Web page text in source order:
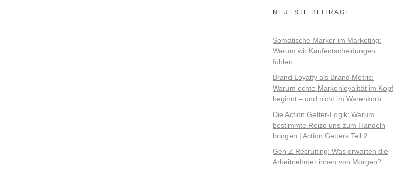
NEUESTE BEITRÄGE
Somatische Marker im Marketing:
Warum wir Kaufentscheidungen
fühlen
Brand Loyalty als Brand Metric:
Warum echte Markenloyalität im Kopf
beginnt – und nicht im Warenkorb
Die Action Getter-Logik: Warum
bestimmte Reize uns zum Handeln
bringen | Action Getters Teil 2
Gen Z Recruiting: Was erwarten die
Arbeitnehmer:innen von Morgen?